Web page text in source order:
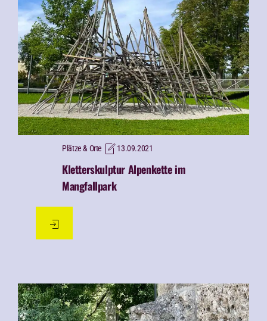
Plätze & Orte 13.09.2021
Kletterskulptur Alpenkette im